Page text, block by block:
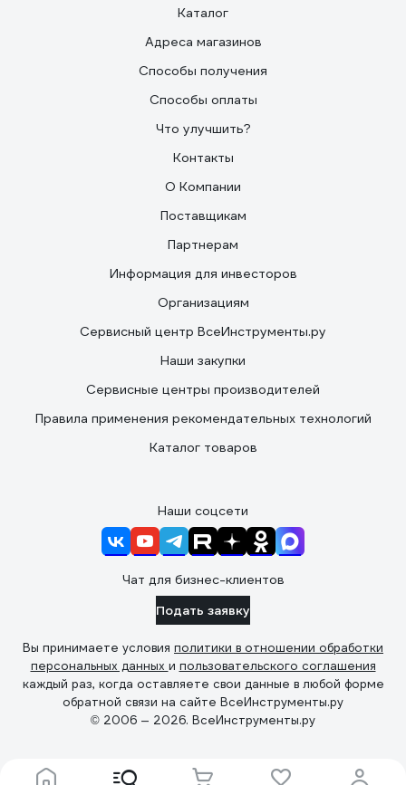
Каталог
Адреса магазинов
Способы получения
Способы оплаты
Что улучшить?
Контакты
О Компании
Поставщикам
Партнерам
Информация для инвесторов
Организациям
Сервисный центр ВсеИнструменты.ру
Наши закупки
Сервисные центры производителей
Правила применения рекомендательных технологий
Каталог товаров
Наши соцсети
Чат для бизнес-клиентов
Подать заявку
Вы принимаете условия политики в отношении обработки
персональных данных и пользовательского соглашения
каждый раз, когда оставляете свои данные в любой форме
обратной связи на сайте ВсеИнструменты.ру
© 2006 — 2026. ВсеИнструменты.ру